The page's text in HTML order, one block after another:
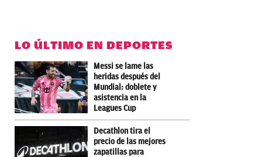
LO ÚLTIMO EN DEPORTES
Messi se lame las
heridas después del
Mundial: doblete y
asistencia en la
Leagues Cup
Decathlon tira el
precio de las mejores
zapatillas para